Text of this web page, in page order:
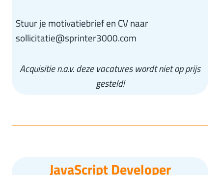
Stuur je motivatiebrief en CV naar
sollicitatie@sprinter3000.com
Acquisitie n.a.v. deze vacatures wordt niet op prijs
gesteld!
JavaScript Developer